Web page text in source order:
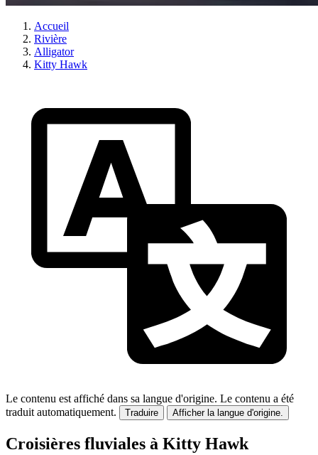
Accueil
Rivière
Alligator
Kitty Hawk
Le contenu est affiché dans sa langue d'origine. Le contenu a été
traduit automatiquement.
Traduire Afficher la langue d'origine.
Croisières fluviales à Kitty Hawk